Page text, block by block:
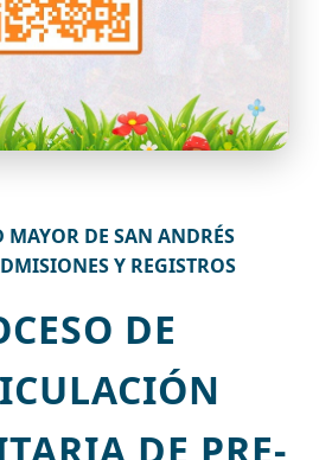
MAYOR DE SAN ANDRÉS
Y REGISTROS
DE
DE PRE-